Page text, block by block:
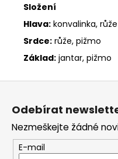
Složení
Hlava: konvalinka, růže
Srdce: růže, pižmo
Základ: jantar, pižmo
Z
Odebírat
Nezmeškejte žádné
E-mail